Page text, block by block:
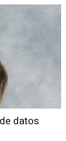
datos